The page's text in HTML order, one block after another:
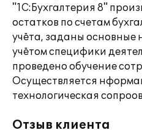
"1С:Бухгалтерия 8"
остатков по счетам
учёта, заданы основные
учётом специфики
проведено обучение
Осуществляется
технологическая
Отзыв клиента